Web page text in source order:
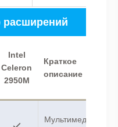
расширений
Intel
Celeron
2950M
Краткое
описание
Мультимедийные